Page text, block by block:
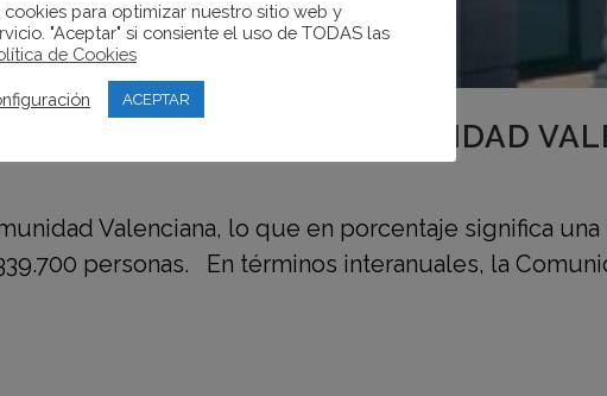
MENOS EN LA COMUNIDAD
Valenciana, lo que en porcentaje significa una
personas. En términos interanuales, la
cookies para optimizar nuestro sitio web y
"Aceptar" si consiente el uso de TODAS las
de Cookies
ACEPTAR